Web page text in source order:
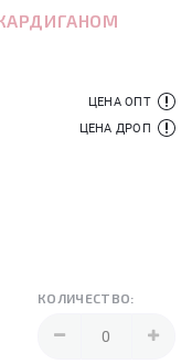
ЦЕНА ОПТ
ЦЕНА ДРОП
КОЛИЧЕСТВО: